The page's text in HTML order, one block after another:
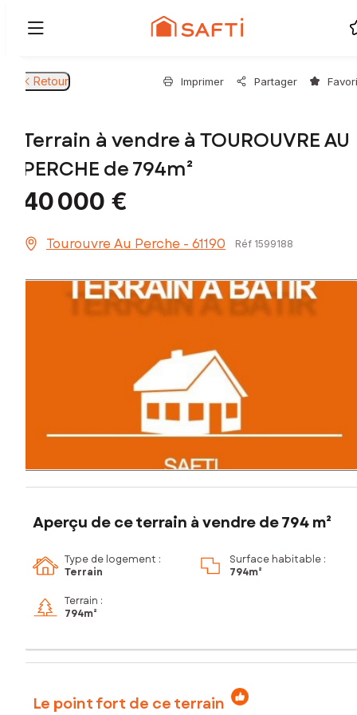
Retour Imprimer Partager
Terrain à vendre à TOUROUVRE AU
PERCHE de 794m²
40 000 €
Tourouvre Au Perche - 61190 Réf 1599188
Aperçu de ce terrain à vendre de 794 m²
Type de logement :
Terrain
Surface habitable :
794m²
Terrain :
794m²
Le point fort de ce terrain